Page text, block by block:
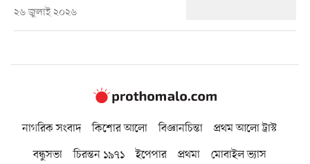
২৬ জুলাই ২০২৬
নাগরিক সংবাদ কিশোর আলো বিজ্ঞানচিন্তা
প্রথম আলো ট্রাস্ট
বন্ধুসভা
চিরন্তন ১৯৭১ ইপেপার প্রথমা মোবাইল ভ্যাস